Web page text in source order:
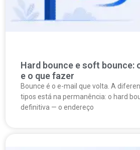
Hard bounce e soft bounce:
e o que fazer
Bounce é o e-mail que volta. A
tipos está na permanência: o hard
definitiva — o endereço